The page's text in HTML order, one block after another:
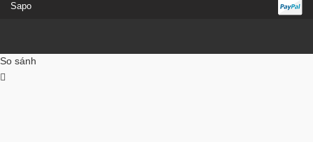
Sapo
So sánh